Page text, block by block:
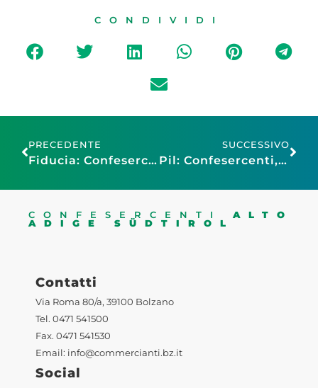
CONDIVIDI
PRECEDENTE
Fiducia: Confesercenti, miglioramento contenuto. Bene turismo e servizi, il commercio vede “grigio”
SUCCESSIVO
Pil: Confesercenti, rimbalzo di fine anno spinge la chiusura del 2025 sopra le stime del Governo. “Segnali incoraggianti, ma la crescita resta debole”
CONFESERCENTI ALTO
ADIGE SÜDTIROL
Contatti
Via Roma 80/a, 39100 Bolzano
Tel. 0471 541500
Fax. 0471 541530
Email: info@commercianti.bz.it
Social